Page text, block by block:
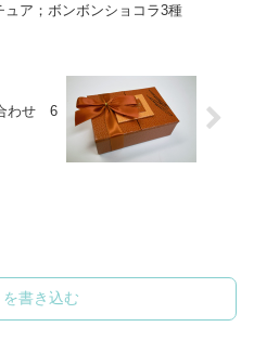
ュア；ボンボンショコラ3種
わせ 6
を書き込む